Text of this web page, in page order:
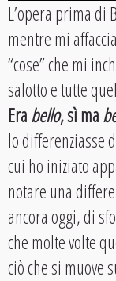
L’opera prima di
mentre mi
“cose” che mi
salotto e tutte
Erabello, sì ma
lo differenziasse
cui ho iniziato
notare una
ancora oggi, di
che molte volte
ciò che si muove